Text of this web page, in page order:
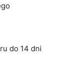
do 14 dni